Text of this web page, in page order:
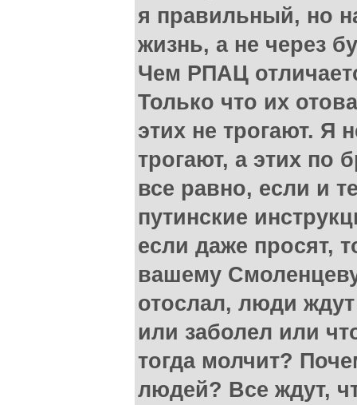
я правильный, но
жизнь, а не через
Чем РПАЦ
Только что их
этих не трогают. Я
трогают, а этих по
все равно, если и
путинские
если даже просят,
вашему
отослал, люди
или заболел или
тогда молчит?
людей? Все ждут,